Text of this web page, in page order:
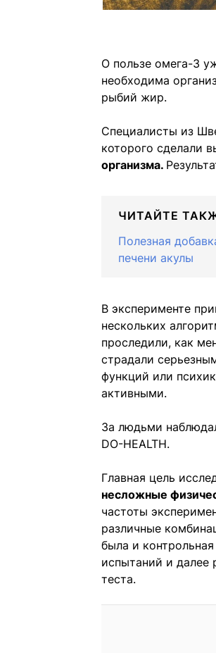
О пользе омега-3
необходима
рыбий жир.
Специалисты из
которого сделали
организма.
ЧИТАЙТЕ
Полезная
печени акулы
В эксперименте
нескольких
проследили, как
страдали
функций или
активными.
За людьми
DO-HEALTH.
Главная цель
несложные
частоты
различные
была и
испытаний и далее
теста.